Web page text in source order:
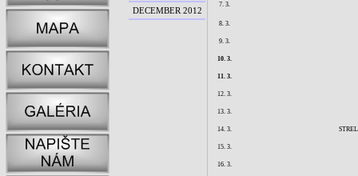
7. 3.
8. 3.
9. 3.
10. 3.
11. 3.
12. 3.
13. 3.
14. 3.
15. 3.
16. 3.
DECEMBER 2012